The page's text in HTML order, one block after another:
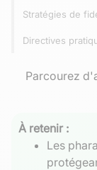
Stratégies de
Directives
Parcourez
À retenir :
Les